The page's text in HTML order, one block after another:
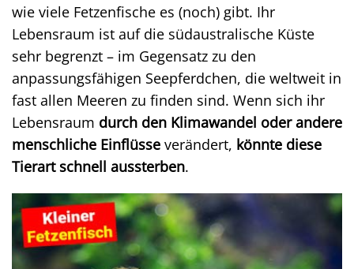
wie viele Fetzenfische es (noch) gibt. Ihr
Lebensraum ist auf die südaustralische Küste
sehr begrenzt – im Gegensatz zu den
anpassungsfähigen Seepferdchen, die weltweit in
fast allen Meeren zu finden sind. Wenn sich ihr
Lebensraum durch den Klimawandel oder andere
menschliche Einflüsse verändert, könnte diese
Tierart schnell aussterben.